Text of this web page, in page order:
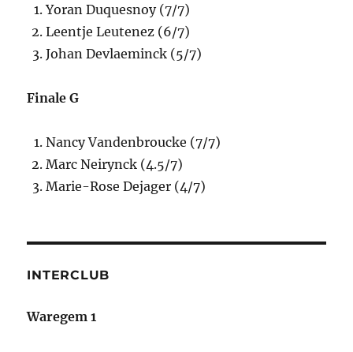
Yoran Duquesnoy (7/7)
Leentje Leutenez (6/7)
Johan Devlaeminck (5/7)
Finale G
Nancy Vandenbroucke (7/7)
Marc Neirynck (4.5/7)
Marie-Rose Dejager (4/7)
INTERCLUB
Waregem 1